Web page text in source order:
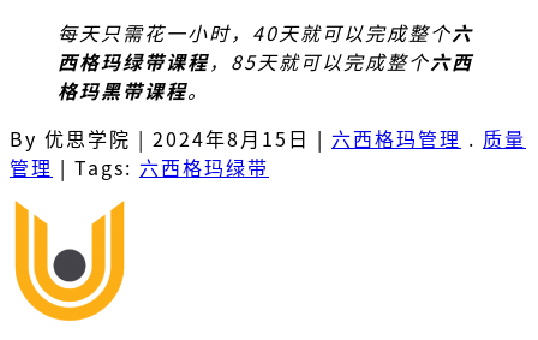
每天只需花一小时，40天就可以完成整个六
西格玛绿带课程，85天就可以完成整个六西
格玛黑带课程。
By 优思学院 | 2024年8月15日 | 六西格玛管理 . 质量
管理 | Tags: 六西格玛绿带